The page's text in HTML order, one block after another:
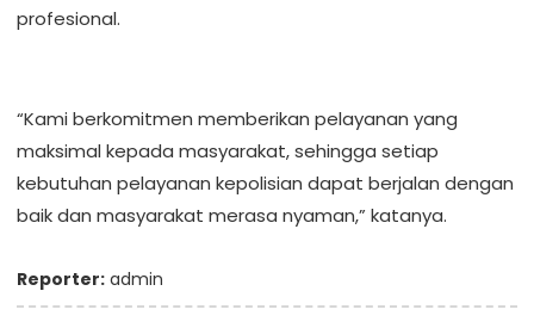
profesional.
“Kami berkomitmen memberikan pelayanan yang
maksimal kepada masyarakat, sehingga setiap
kebutuhan pelayanan kepolisian dapat berjalan dengan
baik dan masyarakat merasa nyaman,” katanya.
Reporter: admin